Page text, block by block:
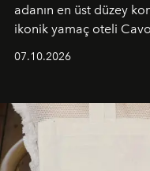
adanın en üst düzey
ikonik yamaç oteli
buluşturarak markanın
sürükleyici ve
07.10.2026